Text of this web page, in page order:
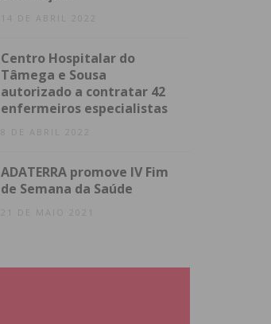
14 DE ABRIL 2022
Centro Hospitalar do
Tâmega e Sousa
autorizado a contratar 42
enfermeiros especialistas
8 DE ABRIL 2022
ADATERRA promove IV Fim
de Semana da Saúde
21 DE MAIO 2021